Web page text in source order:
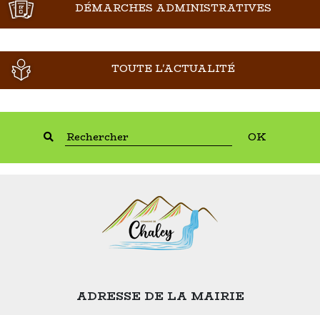
DÉMARCHES ADMINISTRATIVES
TOUTE L'ACTUALITÉ
OK
ADRESSE DE LA MAIRIE